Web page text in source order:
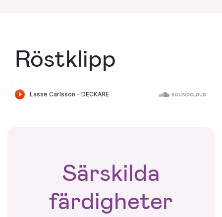
Röstklipp
Särskilda
färdigheter